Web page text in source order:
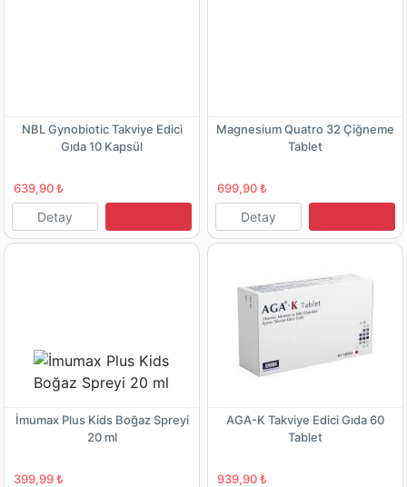
NBL Gynobiotic Takviye Edici
Gıda 10 Kapsül
639,90 ₺
Detay
Magnesium Quatro 32 Çiğneme
Tablet
699,90 ₺
Detay
İmumax Plus Kids Boğaz Spreyi
20 ml
399,99 ₺
AGA-K Takviye Edici Gıda 60
Tablet
939,90 ₺